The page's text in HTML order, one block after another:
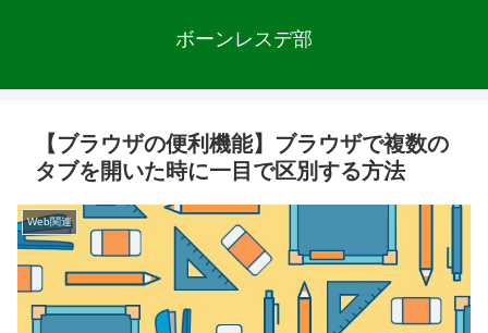
ボーンレスデ部
【ブラウザの便利機能】ブラウザで複数の
タブを開いた時に一目で区別する方法
Web関連